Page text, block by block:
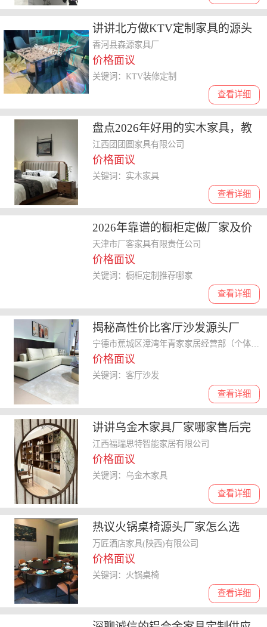
讲讲北方做KTV定制家具的源头
厂，全品类一站式采购多少钱
香河县森源家具厂
价格面议
查看详细
关键词：KTV装修定制
盘点2026年好用的实木家具，教
你联系靠谱的生产工厂
江西团团圆家具有限公司
价格面议
查看详细
关键词：实木家具
2026年靠谱的橱柜定做厂家及价
格分析，厨柜门定制厂家如何选
择
天津市厂客家具有限责任公司
价格面议
查看详细
关键词：橱柜定制推荐哪家
揭秘高性价比客厅沙发源头厂
家，专业供应商与来样定制考量宁德市蕉城区漳湾年青家家居经营部（个体工商户）
价格面议
查看详细
关键词：客厅沙发
讲讲乌金木家具厂家哪家售后完
善，质量如何及定制尺寸攻略
江西福瑞思特智能家居有限公司
价格面议
查看详细
关键词：乌金木家具
热议火锅桌椅源头厂家怎么选
择，哪家品牌更
万匠酒店家具(陕西)有限公司
价格面议
查看详细
关键词：火锅桌椅